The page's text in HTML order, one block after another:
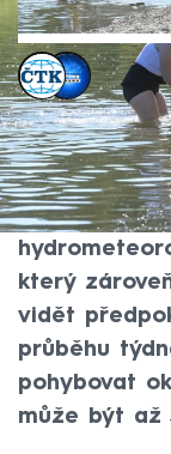
ČTK,CNN
15. čvn
Chladnější
druhé
počasí.
který
vidět
průběhu
pohybovat
může být až